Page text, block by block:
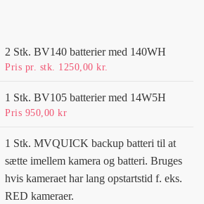
2 Stk. BV140 batterier med 140WH
Pris pr. stk. 1250,00 kr.
1 Stk. BV105 batterier med 14W5H
Pris 950,00 kr
1 Stk. MVQUICK backup batteri til at
sætte imellem kamera og batteri. Bruges
hvis kameraet har lang opstartstid f. eks.
RED kameraer.